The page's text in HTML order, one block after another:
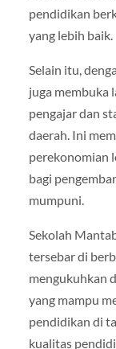
pendidikan
yang lebih baik.
Selain itu,
juga membuka
pengajar dan
daerah. Ini
perekonomian
bagi
mumpuni.
Sekolah
tersebar di
mengukuhkan
yang mampu
pendidikan di
kualitas